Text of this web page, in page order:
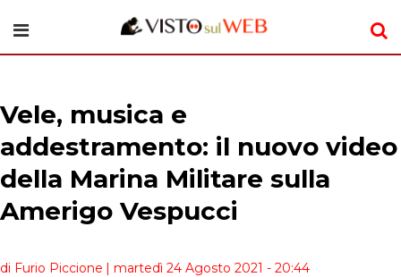
Vele, musica e
addestramento: il nuovo video
della Marina Militare sulla
Amerigo Vespucci
di Furio Piccione | martedì 24 Agosto 2021 - 20:44